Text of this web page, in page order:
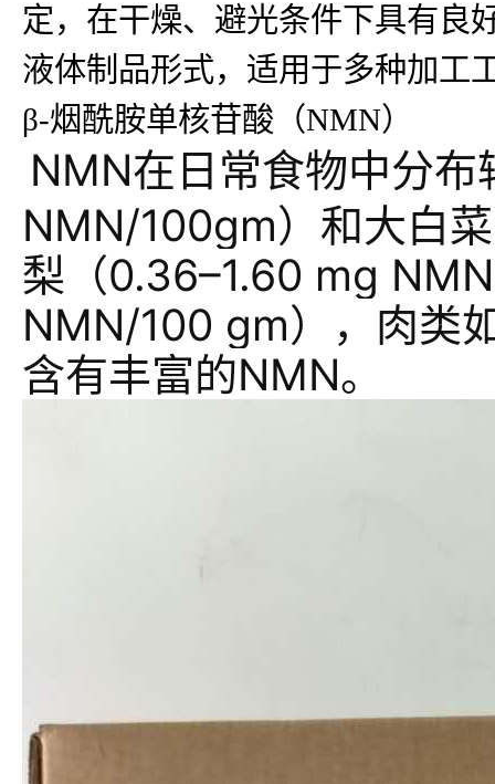
定，在干燥、避光条件下具有良
液体制品形式，适用于多种加工
β-烟酰胺单核苷酸（NMN）
NMN在日常食物中分
NMN/100gm）和大白
梨（0.36–1.60 mg
NMN/100 gm），肉类
含有丰富的NMN。